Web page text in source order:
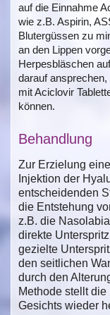
auf die Einnahme
wie z.B. Aspirin,
Blutergüssen zu
an den Lippen
Herpesbläschen
darauf
mit Aciclovir
können.
Behandlung
Zur Erzielung
Injektion der
entscheidenden
die Entstehung
z.B. die
direkte
gezielte
den seitlichen
durch den
Methode stellt
Gesichts wieder